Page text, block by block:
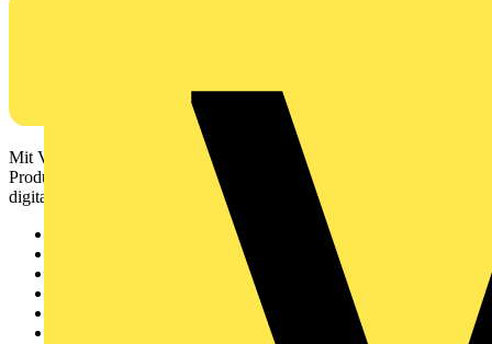
Mit Voltimum erhalten Elektrofachkräfte Zugang zu Branchennews,
Produktinformationen, Schulungen und Tools – alles auf einer
digitalen Plattform und Community.